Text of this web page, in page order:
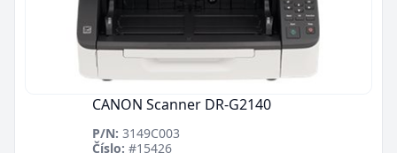
CANON Scanner DR-G2140
P/N: 3149C003
Číslo: #15426